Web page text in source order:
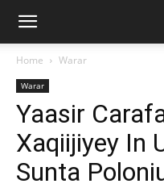
Home Warar
Warar
Yaasir
Xaqiijiyey In
Sunta